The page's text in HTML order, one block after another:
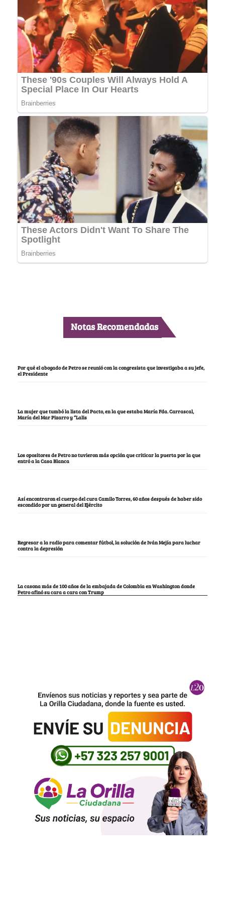
Notas Recomendadas
Por qué el abogado de Petro se reunió con la congresista que investigaba a su jefe,
el Presidente
La mujer que tumbó la lista del Pacto, en la que estaba María Fda. Carrascal,
María del Mar Pizarro y “Lalis
Los opositores de Petro no tuvieron más opción que criticar la puerta por la que
entró a la Casa Blanca
Así encontraron el cuerpo del cura Camilo Torres, 60 años después de haber sido
escondido por un general del Ejército
Regresar a la radio para comentar fútbol, la solución de Iván Mejía para luchar
contra la depresión
La casona más de 100 años de la embajada de Colombia en Washington donde
Petro afinó su cara a cara con Trump